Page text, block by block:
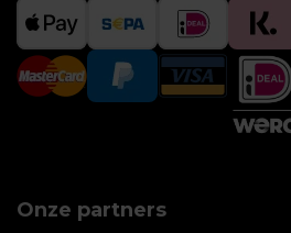
Onze partners